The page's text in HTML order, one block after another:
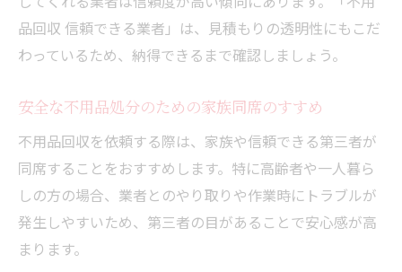
品回収 信頼できる業者」は、見積もりの透明性にもこだ
わっているため、納得できるまで確認しましょう。
安全な不用品処分のための家族同席のすすめ
不用品回収を依頼する際は、家族や信頼できる第三者が
同席することをおすすめします。特に高齢者や一人暮ら
しの方の場合、業者とのやり取りや作業時にトラブルが
発生しやすいため、第三者の目があることで安心感が高
まります。